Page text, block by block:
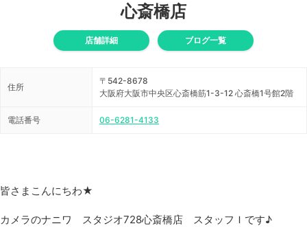
心斎橋店
店舗詳細 ブログ一覧
住所
〒542-8678
大阪府大阪市中央区心斎橋筋1-3-12 心斎橋1号館2階
電話番号 06-6281-4133
皆さまこんにちわ★
カメラのナニワ スタジオ728心斎橋店 スタッフＩです♪